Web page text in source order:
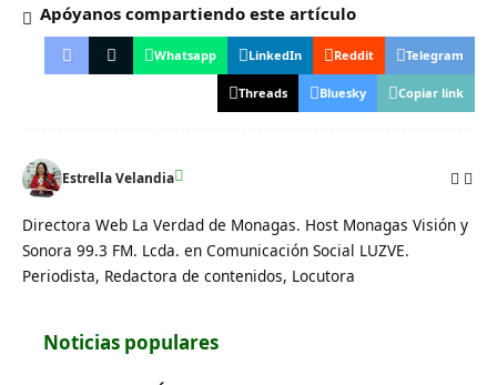
Apóyanos compartiendo este artículo
Whatsapp LinkedIn Reddit Telegram
Threads Bluesky Copiar link
Estrella Velandia
Directora Web La Verdad de Monagas. Host Monagas Visión y
Sonora 99.3 FM. Lcda. en Comunicación Social LUZVE.
Periodista, Redactora de contenidos, Locutora
Noticias populares